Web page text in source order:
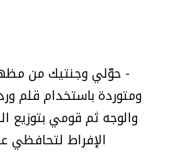
- حوّلي وجنتيك من
ومتوردة باستخدام قلم
والوجه ثم قومي بتوزيع
الإفراط